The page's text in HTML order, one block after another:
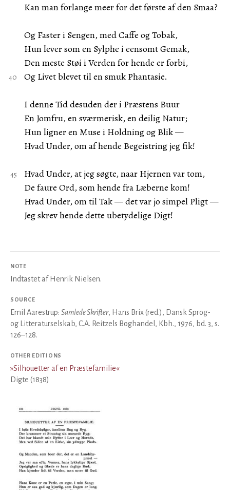
Kan man forlange meer for det første af den Smaa?
Og Faster i Sengen, med Caffe og Tobak,
Hun lever som en Sylphe i eensomt Gemak,
Den meste Støi i Verden for hende er forbi,
Og Livet blevet til en smuk Phantasie.
I denne Tid desuden der i Præstens Buur
En Jomfru, en sværmerisk, en deilig Natur;
Hun ligner en Muse i Holdning og Blik —
Hvad Under, om af hende Begeistring jeg fik!
Hvad Under, at jeg søgte, naar Hjernen var tom,
De faure Ord, som hende fra Læberne kom!
Hvad Under, om til Tak — det var jo simpel Pligt —
Jeg skrev hende dette ubetydelige Digt!
NOTE
Indtastet af Henrik Nielsen.
SOURCE
Emil Aarestrup: Samlede Skrifter, Hans Brix (red.), Dansk Sprog-
og Litteraturselskab, C.A. Reitzels Boghandel, Kbh., 1976, bd. 3, s.
126–128.
OTHER EDITIONS
»Silhouetter af en Præstefamilie«
Digte (1838)